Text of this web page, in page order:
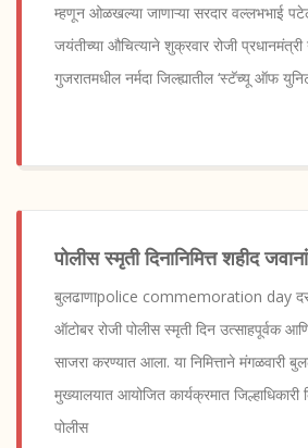
म्हणून ओळखल्या जाणाऱ्या सरदार वल्लभभाई
जयंतीच्या औचित्याने शुक्रवार रोजी प्रधानमंत्री
गुजरातमधील नर्मदा जिल्ह्यातील ‘स्टॅच्यू ऑफ
पोलीस स्मृती दिनानिमित्त शहीद
बुलढाणाpolice commemoration day
ऑटोबर रोजी पोलीस स्मृती दिन उत्साहपूर्वक
साजरा करण्यात आला. या निमित्ताने मंगळवारी
मुख्यालयात आयोजित कार्यक्रमात जिल्हाधिकारी
पोलीस